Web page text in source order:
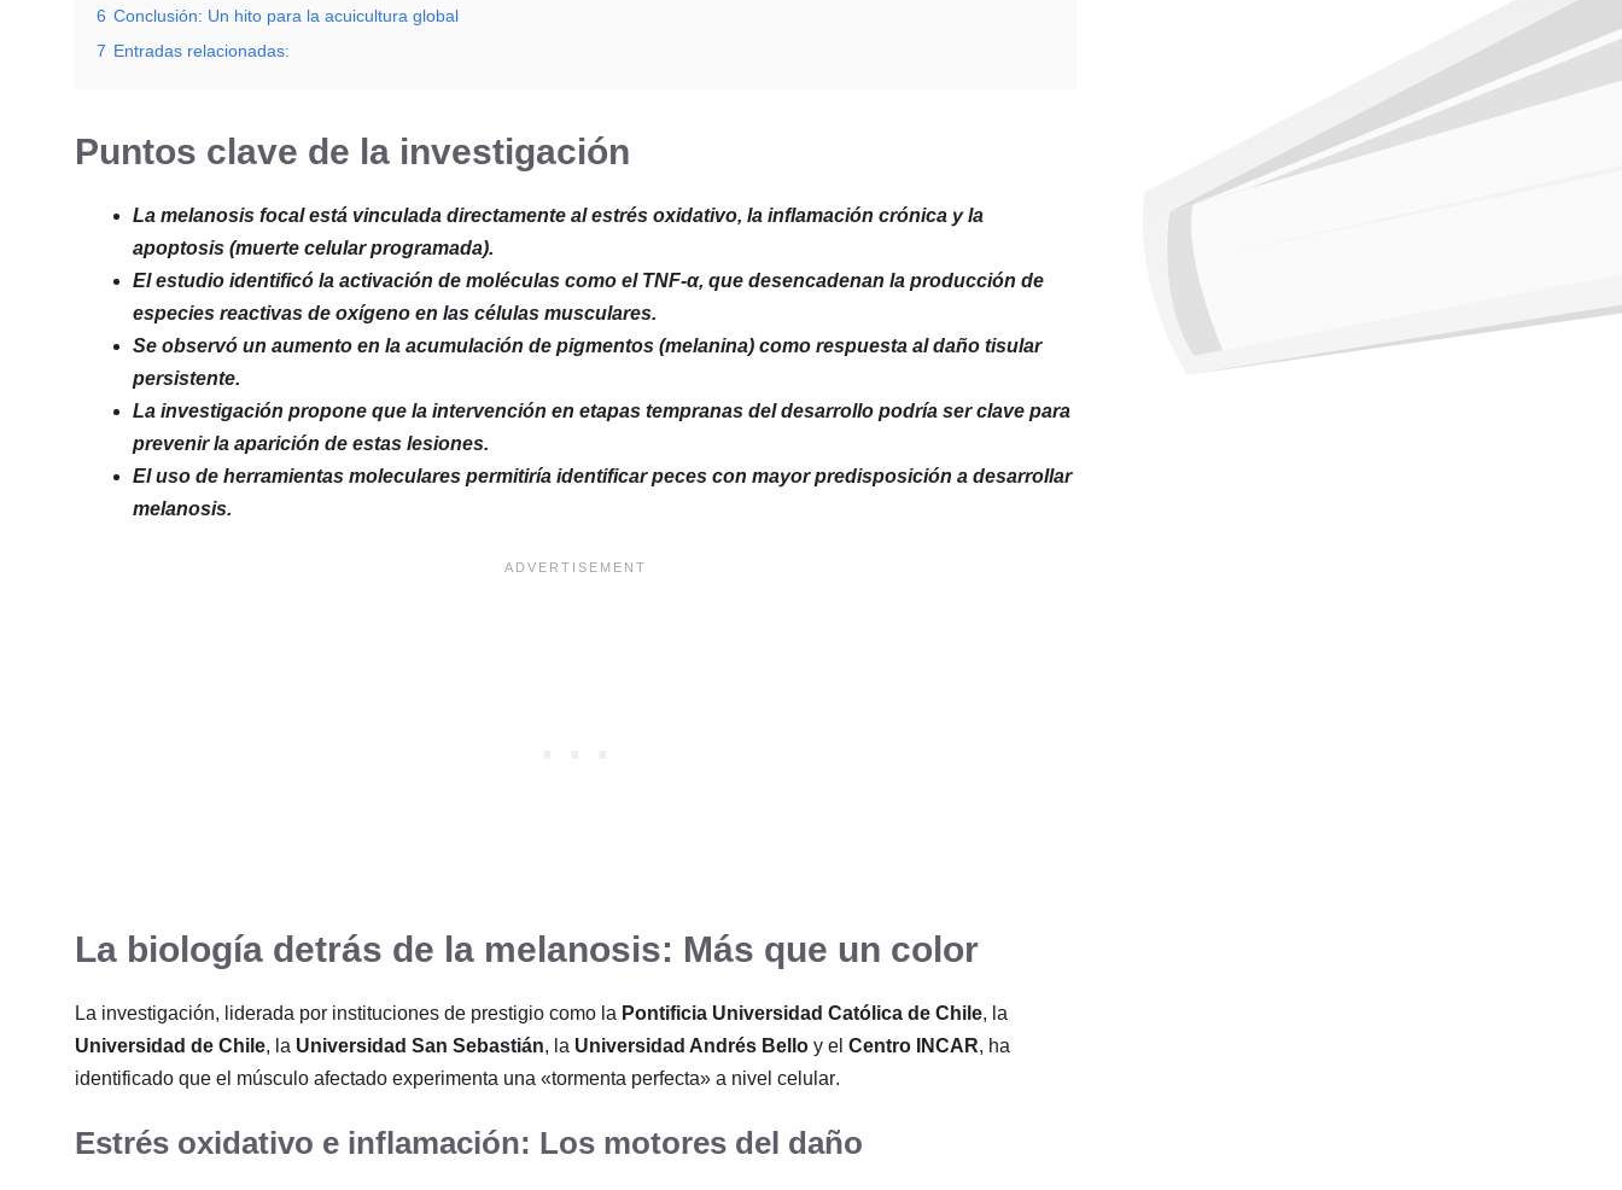
6 Conclusión: Un hito para la acuicultura global
7 Entradas relacionadas:
Puntos clave de la investigación
La melanosis focal está vinculada directamente al estrés oxidativo, la inflamación crónica y la
apoptosis (muerte celular programada).
El estudio identificó la activación de moléculas como el TNF-α, que desencadenan la producción de
especies reactivas de oxígeno en las células musculares.
Se observó un aumento en la acumulación de pigmentos (melanina) como respuesta al daño tisular
persistente.
La investigación propone que la intervención en etapas tempranas del desarrollo podría ser clave para
prevenir la aparición de estas lesiones.
El uso de herramientas moleculares permitiría identificar peces con mayor predisposición a desarrollar
melanosis.
La biología detrás de la melanosis: Más que un color
La investigación, liderada por instituciones de prestigio como la Pontificia Universidad Católica de Chile, la
Universidad de Chile, la Universidad San Sebastián, la Universidad Andrés Bello y el Centro INCAR, ha
identificado que el músculo afectado experimenta una «tormenta perfecta» a nivel celular.
Estrés oxidativo e inflamación: Los motores del daño